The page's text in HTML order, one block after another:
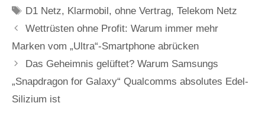
Schlagwörter
D1 Netz, Klarmobil,ohne Vertrag,Telekom Netz
Wettrüsten ohne Profit: Warum immer mehr
Marken vom „Ultra“-Smartphone abrücken
Das Geheimnis gelüftet? Warum Samsungs
„Snapdragon for Galaxy“ Qualcomms absolutes Edel-
Silizium ist